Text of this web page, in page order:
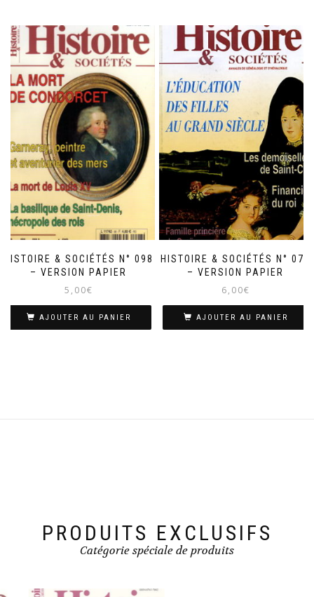
HISTOIRE & SOCIÉTÉS N° 098
– VERSION PAPIER
5,00€
AJOUTER AU PANIER
HISTOIRE & SOCIÉTÉS N° 075
– VERSION PAPIER
6,00€
AJOUTER AU PANIER
PRODUITS EXCLUSIFS
Catégorie spéciale de produits